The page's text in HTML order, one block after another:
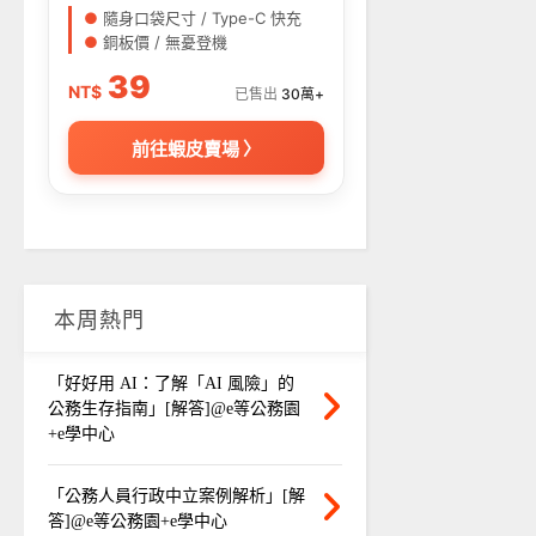
● 隨身口袋尺寸 / Type-C 快充
● 銅板價 / 無憂登機
NT$ 39 已售出 30萬+
前往蝦皮賣場 〉
本周熱門
「好好用 AI：了解「AI 風險」的
公務生存指南」[解答]@e等公務園
+e學中心
「公務人員行政中立案例解析」[解
答]@e等公務園+e學中心